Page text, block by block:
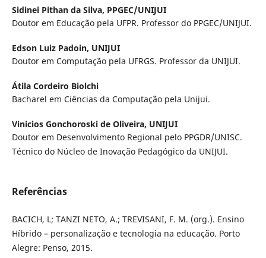
Sidinei Pithan da Silva, PPGEC/UNIJUI
Doutor em Educação pela UFPR. Professor do PPGEC/UNIJUI.
Edson Luiz Padoin, UNIJUI
Doutor em Computação pela UFRGS. Professor da UNIJUI.
Átila Cordeiro Biolchi
Bacharel em Ciências da Computação pela Unijui.
Vinicios Gonchoroski de Oliveira, UNIJUI
Doutor em Desenvolvimento Regional pelo PPGDR/UNISC.
Técnico do Núcleo de Inovação Pedagógico da UNIJUI.
Referências
BACICH, L; TANZI NETO, A.; TREVISANI, F. M. (org.). Ensino
Híbrido – personalização e tecnologia na educação. Porto
Alegre: Penso, 2015.